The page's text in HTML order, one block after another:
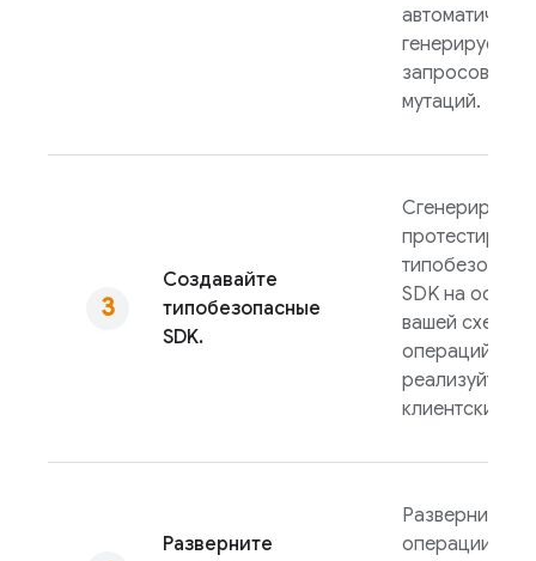
автоматически
генерируемых
запросов и
мутаций.
Создавайте
типобезопасные
SDK.
Сгенерируйте
протестируйте
SDK на основе
вашей схемы и
операций, а
реализуйте
клиентский
Разверните
Разверните
операции для